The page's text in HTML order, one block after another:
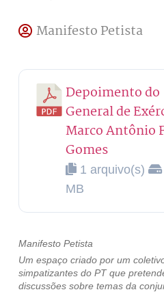
Manifesto Petista
Depoimento do
General de
Marco Antônio
Gomes
1 arquivo(s)
MB
Manifesto Petista
Um espaço criado por um
simpatizantes do PT que
discussões sobre temas da